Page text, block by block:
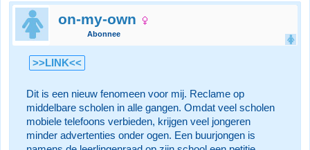
on-my-own
Abonnee
>>LINK<<
Dit is een nieuw fenomeen voor mij. Reclame op
middelbare scholen in alle gangen. Omdat veel scholen
mobiele telefoons verbieden, krijgen veel jongeren
minder advertenties onder ogen. Een buurjongen is